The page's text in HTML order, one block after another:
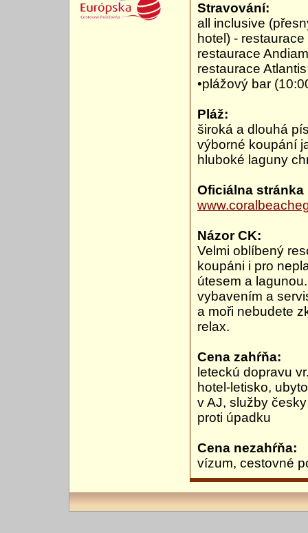
Stravování:
all inclusive
hotel) -
restaurace
restaurace
•plážový bar
Pláž:
široká a dlouhá
výborné koupání
hluboké laguny
Oficiálna
Názor CK:
Velmi oblíbený
koupáni i pro
útesem a
vybavením a
a moři nebudete
relax.
Cena zahŕňa:
leteckú dopravu
hotel-letisko,
v AJ, služby
proti úpadku
Cena nezahŕňa:
vízum, cestovné